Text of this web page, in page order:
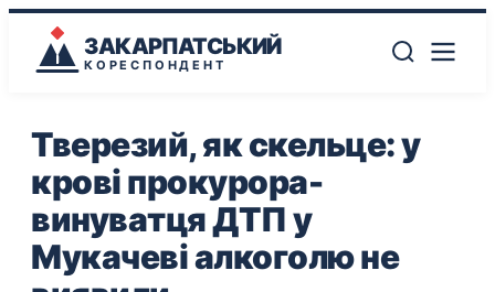
ЗАКАРПАТСЬКИЙ
КОРЕСПОНДЕНТ
Тверезий, як скельце: у
крові прокурора-
винуватця ДТП у
Мукачеві алкоголю не